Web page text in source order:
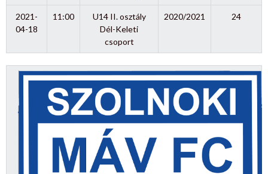
2021-
04-18
11:00
U14 II. osztály
Dél-Keleti
csoport
2020/2021 24